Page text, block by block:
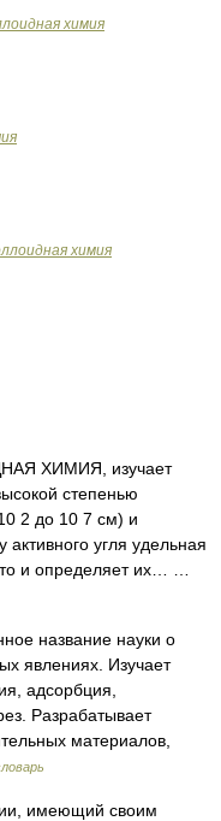
химия
химия
ХИМИЯ, изучает
степенью
2 до 10 7 см) и
угля удельная
и определяет их… …
название науки о
явлениях. Изучает
адсорбция,
Разрабатывает
материалов,
имеющий своим